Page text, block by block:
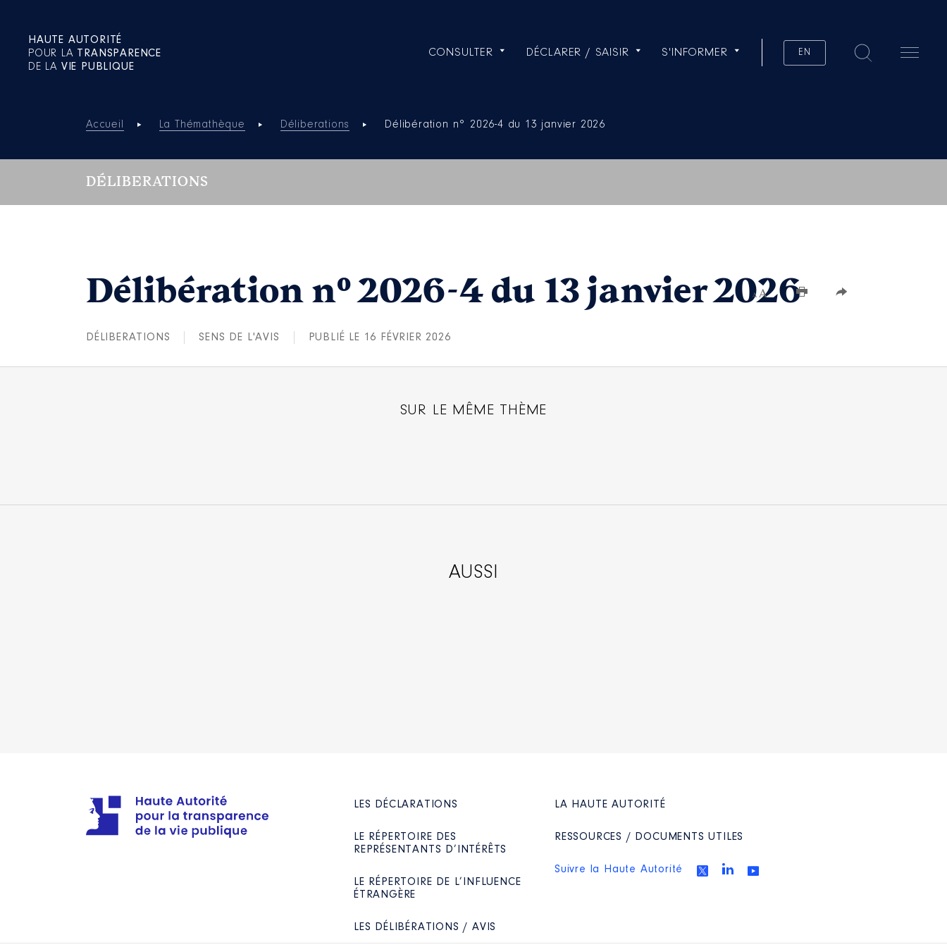
HAUTE AUTORITÉ
POUR LA TRANSPARENCE
DE LA VIE PUBLIQUE
CONSULTER DÉCLARER / SAISIR S'INFORMER EN
Accueil La Thémathèque Déliberations Délibération n° 2026-4 du 13 janvier 2026
DÉLIBERATIONS
Délibération n° 2026-4 du 13 janvier 2026
DÉLIBERATIONS SENS DE L'AVIS PUBLIÉ LE 16 FÉVRIER 2026
SUR LE MÊME THÈME
AUSSI
LES DÉCLARATIONS
LE RÉPERTOIRE DES
REPRÉSENTANTS D’INTÉRÊTS
LE RÉPERTOIRE DE L’INFLUENCE
ÉTRANGÈRE
LES DÉLIBÉRATIONS / AVIS
LA HAUTE AUTORITÉ
RESSOURCES / DOCUMENTS UTILES
Suivre la Haute Autorité